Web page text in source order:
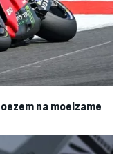
na moeizame